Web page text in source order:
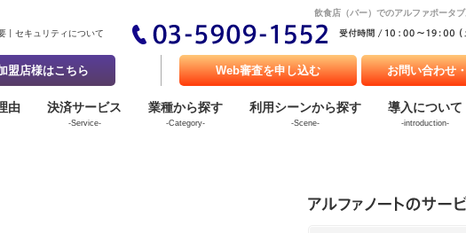
飲食店（バー）でのアルファポータ
由 決済サービス
-Service-
業種から探す
-Category-
利用シーンから探す
-Scene-
導入について
-introduction-
セキュリティについて
盟店様はこちら Web審査を申し込む お問い合わせ